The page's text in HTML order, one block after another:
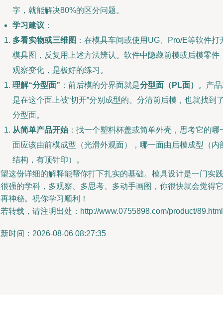
字，就能解决80%的区分问题。
学习建议 ：
多看实物或三维图 ：在模具车间或使用UG、Pro/E等软件打
模具图，反复用上述方法辨认。软件中隐藏前模或后模零件
观察变化，是极好的练习。
理解“分型面” ：前后模的分界面就是分型面（PL面）
。产
是在这个面上被“切开”分别成型的。分清前后模，也就找到
分型面。
从简单产品开始：找一个塑料杯盖或简单外壳，思考它的哪
面应该由前模成型（光滑外观面），哪一面由后模成型（内
结构，有顶针印）。
这份详细的解释能帮你打下扎实的基础。模具设计是一门实践
强的学科，多观察、多思考、多动手画图，你很快就会觉得它
神秘。祝你学习顺利！
转载，请注明出处：http://www.0755898.com/product/89.html
时间：2026-08-06 08:27:35